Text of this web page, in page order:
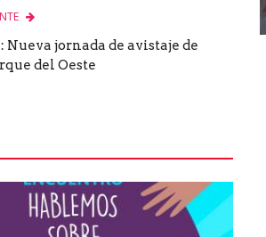
Nueva jornada de avistaje de
del Oeste